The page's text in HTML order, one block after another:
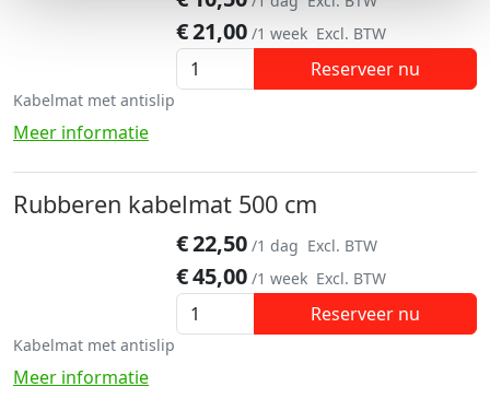
€21,00 /1 week Excl. BTW
Reserveer nu
Kabelmat met antislip
Meer informatie
Rubberen kabelmat 500 cm
€22,50 /1 dag Excl. BTW
€45,00 /1 week Excl. BTW
Reserveer nu
Kabelmat met antislip
Meer informatie